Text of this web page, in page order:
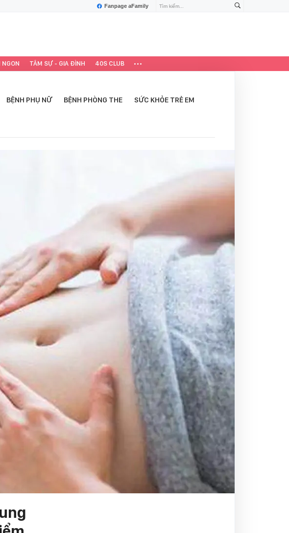
Fanpage aFamily
NGON TÂM SỰ - GIA ĐÌNH 40S CLUB
BỆNH PHỤ NỮ BỆNH PHÒNG THE SỨC KHỎE TRẺ EM